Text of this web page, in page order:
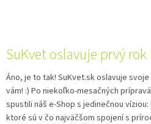
SuKvet oslavuje prvý
Áno, je to tak! SuKvet.sk oslavuje
vám! :) Po niekoľko-mesačných
spustili náš e-Shop s jedinečnou
ktoré sú v čo najväčšom spojení s